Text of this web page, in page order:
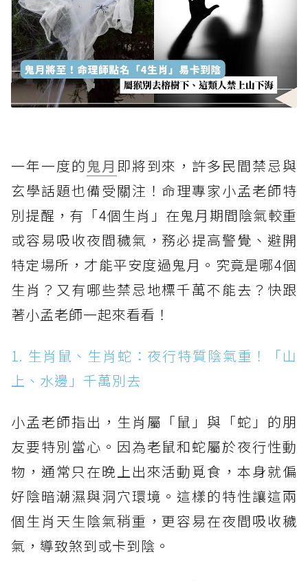
一年一度的 鬼月 即將到來，許多民間禁忌與
玄學話題也備受關注！命理專家小孟老師特
別提醒，有「4個生肖」在鬼月期間陰氣較重
或容易吸收夜間穢氣，務必提高警覺、避開
特定場所，才能平安度過鬼月。究竟是哪4個
生肖？又有哪些禁忌地標千萬不能去？快跟
著小孟老師一起來看看！
1. 生肖鼠、生肖蛇：夜行特質陰氣重！「山
上、水邊」千萬別去
小孟老師指出，生肖屬「鼠」與「蛇」的朋
友要特別當心。因為老鼠和蛇屬於夜行性動
物，通常只在晚上出來活動覓食，本身就偏
好陰暗潮濕與洞穴環境。這樣的特性讓這兩
個生肖天生陰氣稍重，更容易在夜間吸收穢
氣，導致煞到或卡到陰。